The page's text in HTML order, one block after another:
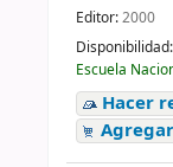
Editor:2000
Disponibilidad:
Escuela
Hacer